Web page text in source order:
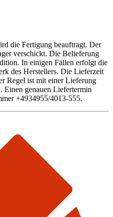
die Fertigung beauftragt. Der
verschickt. Die Belieferung
In einigen Fällen erfolgt die
des Herstellers. Die Lieferzeit
Regel ist mit einer Lieferung
Einen genauen Liefertermin
+4934955/4013-555.